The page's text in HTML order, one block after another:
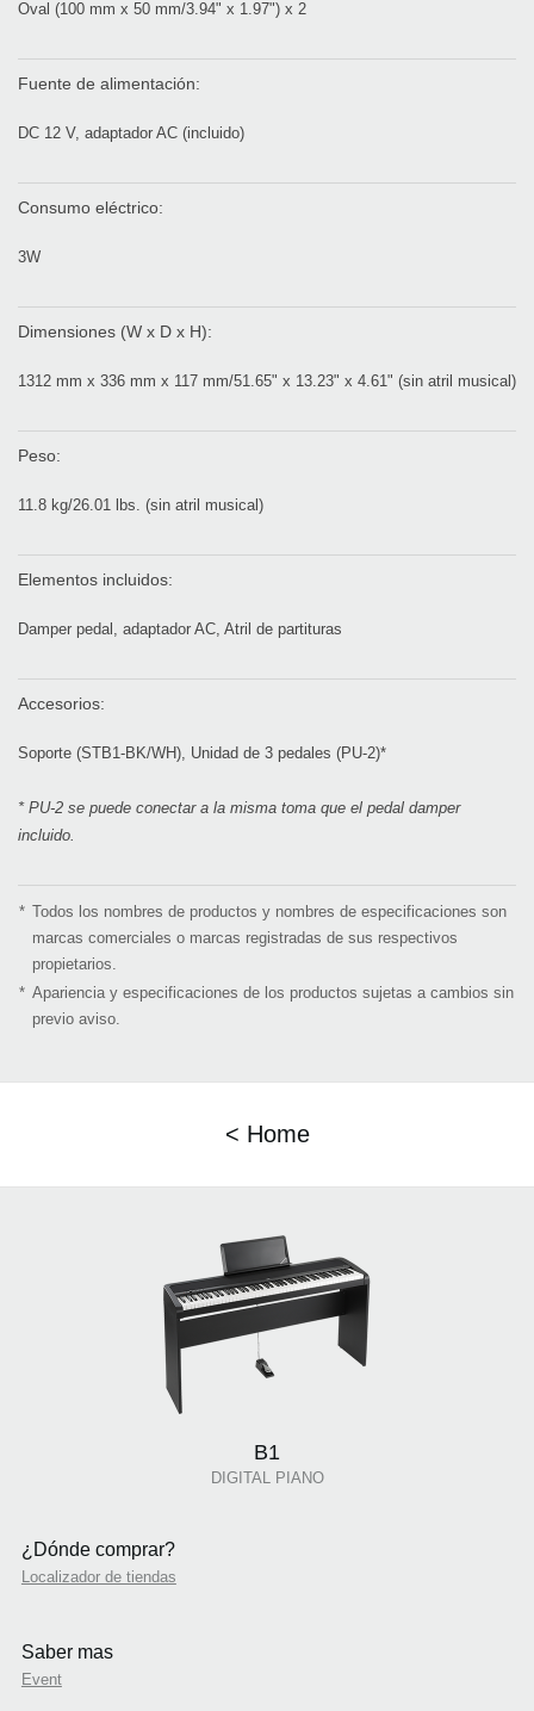
Oval (100 mm x 50 mm/3.94" x 1.97") x 2
Fuente de alimentación:
DC 12 V, adaptador AC (incluido)
Consumo eléctrico:
3W
Dimensiones (W x D x H):
1312 mm x 336 mm x 117 mm/51.65" x 13.23" x 4.61" (sin atril musical)
Peso:
11.8 kg/26.01 lbs. (sin atril musical)
Elementos incluidos:
Damper pedal, adaptador AC, Atril de partituras
Accesorios:
Soporte (STB1-BK/WH), Unidad de 3 pedales (PU-2)*
* PU-2 se puede conectar a la misma toma que el pedal damper
incluido.
* Todos los nombres de productos y nombres de especificaciones son
marcas comerciales o marcas registradas de sus respectivos
propietarios.
* Apariencia y especificaciones de los productos sujetas a cambios sin
previo aviso.
< Home
B1
DIGITAL PIANO
¿Dónde comprar?
Localizador de tiendas
Saber mas
Event